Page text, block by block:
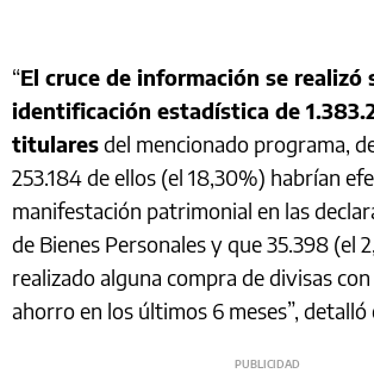
“El cruce de información se realizó
identificación estadística de
titularesdel mencionado programa,
253.184 de ellos (el 18,30%) habrían
manifestación patrimonial en las
de Bienes Personales y que 35.398 (el
realizado alguna compra de divisas
ahorro en los últimos 6 meses”, detalló